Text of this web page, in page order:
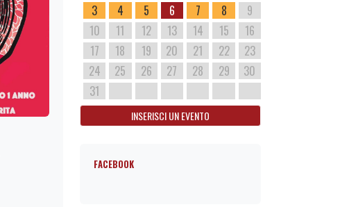
3
4 5 6 7 8
9
10
11 12 13 14 15
16
17
18 19 20 21 22
23
24
25 26 27 28 29
30
31
INSERISCI UN EVENTO
FACEBOOK